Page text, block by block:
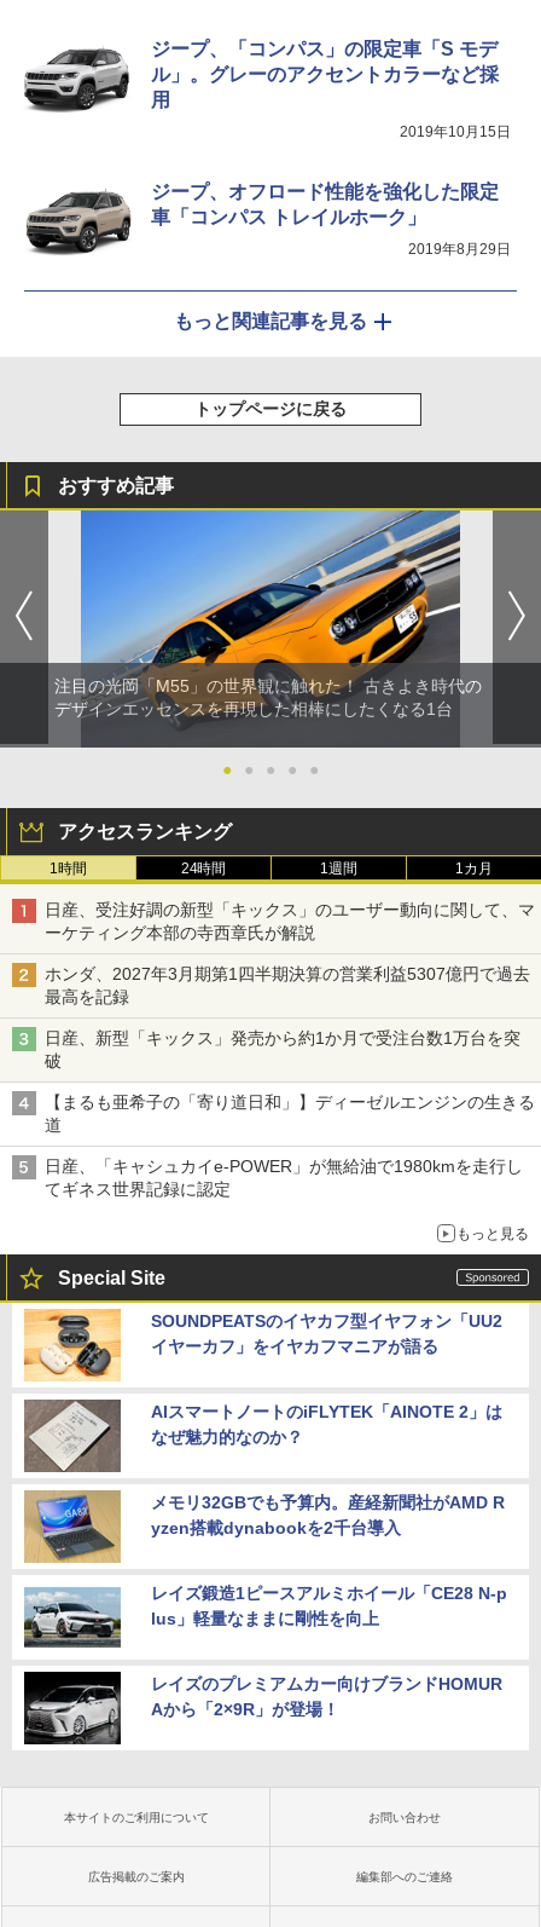
ジープ、「コンパス」の限定車「S モデ
ル」。グレーのアクセントカラーなど採
用
2019年10月15日
ジープ、オフロード性能を強化した限定
車「コンパス トレイルホーク」
2019年8月29日
もっと関連記事を見る
トップページに戻る
おすすめ記事
注目の光岡「M55」の世界観に触れた！ 古きよき時代の
デザインエッセンスを再現した相棒にしたくなる1台
● ● ● ● ●
アクセスランキング
1時間 24時間 1週間 1カ月
日産、受注好調の新型「キックス」のユーザー動向に関して、マ
ーケティング本部の寺西章氏が解説
ホンダ、2027年3月期第1四半期決算の営業利益5307億円で過去
最高を記録
日産、新型「キックス」発売から約1か月で受注台数1万台を突
破
【まるも亜希子の「寄り道日和」】ディーゼルエンジンの生きる
道
日産、「キャシュカイe-POWER」が無給油で1980kmを走行し
てギネス世界記録に認定
もっと見る
Special Site
SOUNDPEATSのイヤカフ型イヤフォン「UU2
イヤーカフ」をイヤカフマニアが語る
AIスマートノートのiFLYTEK「AINOTE 2」は
なぜ魅力的なのか？
メモリ32GBでも予算内。産経新聞社がAMD R
yzen搭載dynabookを2千台導入
レイズ鍛造1ピースアルミホイール「CE28 N-p
lus」軽量なままに剛性を向上
レイズのプレミアムカー向けブランドHOMUR
Aから「2×9R」が登場！
本サイトのご利用について お問い合わせ
広告掲載のご案内 編集部へのご連絡